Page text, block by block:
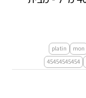
mon
platin
45454545454